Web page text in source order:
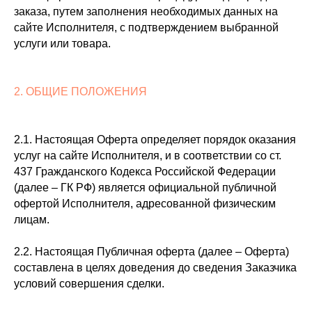
заказа, путем заполнения необходимых данных на
сайте Исполнителя, с подтверждением выбранной
услуги или товара.
2. ОБЩИЕ ПОЛОЖЕНИЯ
2.1. Настоящая Оферта определяет порядок оказания
услуг на сайте Исполнителя, и в соответствии со ст.
437 Гражданского Кодекса Российской Федерации
(далее – ГК РФ) является официальной публичной
офертой Исполнителя, адресованной физическим
лицам.
2.2. Настоящая Публичная оферта (далее – Оферта)
составлена в целях доведения до сведения Заказчика
условий совершения сделки.